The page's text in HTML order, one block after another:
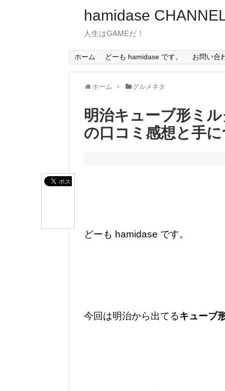
hamidase
人生はGAMEだ！
ホーム どーも hamidase です。 お問い合
ホーム グルメネタ
明治キューブ形ミ
の口コミ感想と手
どーも hamidase です。
今回は明治から出てるキューブ